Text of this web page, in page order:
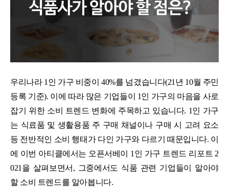
우리나라 1인 가구 비중이 40%를 넘겼습니다(21년 10월 주민
등록 기준). 이에 따라 많은 기업들이 1인 가구의 마음을 사로
잡기 위한 소비 트렌드 변화에 주목하고 있습니다. 1인 가구
는 식료품 및 생활용품 주 구매 채널이나 구매 시 고려 요소
등 전반적인 소비 행태가 다인 가구와 다르기 때문입니다. 이
에 이번 아티클에서는 오픈서베이 1인 가구 트렌드 리포트 2
021을 살펴보면서, 그중에서도 식품 관련 기업들이 알아야
할 소비 트렌드를 알아봅니다.